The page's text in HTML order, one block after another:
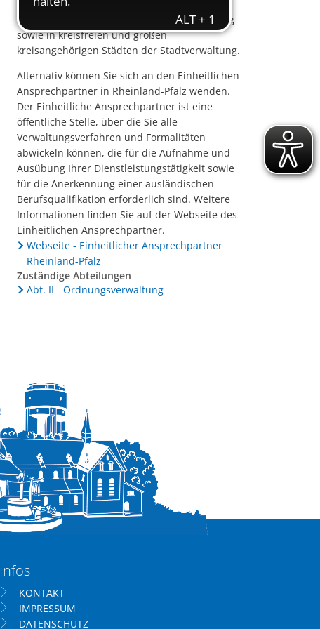
Gemeindeverwaltung der verbandsfreien
Gemeinde, der Verbandsgemeindeverwaltung
sowie in kreisfreien und großen
kreisangehörigen Städten der Stadtverwaltung.
Alternativ können Sie sich an den Einheitlichen
Ansprechpartner in Rheinland-Pfalz wenden.
Der Einheitliche Ansprechpartner ist eine
öffentliche Stelle, über die Sie alle
Verwaltungsverfahren und Formalitäten
abwickeln können, die für die Aufnahme und
Ausübung Ihrer Dienstleistungstätigkeit sowie
für die Anerkennung einer ausländischen
Berufsqualifikation erforderlich sind. Weitere
Informationen finden Sie auf der Webseite des
Einheitlichen Ansprechpartner.
Webseite - Einheitlicher Ansprechpartner
Rheinland-Pfalz
Zuständige Abteilungen
Abt. II - Ordnungsverwaltung
Infos
KONTAKT
IMPRESSUM
DATENSCHUTZ